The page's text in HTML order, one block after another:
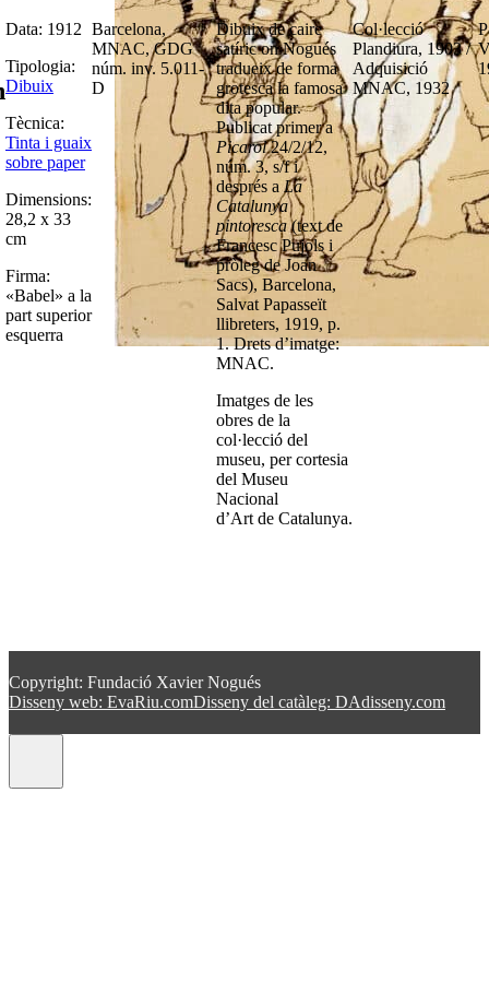
Data: 1912
Tipologia:
Dibuix
Tècnica:
Tinta i guaix
sobre paper
Dimensions:
28,2 x 33
cm
Firma:
«Babel» a la
part superior
esquerra
Barcelona,
MNAC, GDG
núm. inv. 5.011-
D
Dibuix de caire
satíric on Nogués
tradueix de forma
grotesca la famosa
dita popular.
Publicat primer a
Picarol24/2/12,
núm. 3, s/f i
després aLa
Catalunya
pintoresca(text de
Francesc Pujols i
pròleg de Joan
Sacs), Barcelona,
Salvat Papasseït
llibreters, 1919, p.
1. Drets d’imatge:
MNAC.
Imatges de les
obres de la
col·lecció del
museu, per cortesia
del Museu
Nacional
d’Art de Catalunya.
Col·lecció
Plandiura, 1903 /
Adquisició
MNAC, 1932
Copyright: Fundació Xavier Nogués
Disseny web: EvaRiu.comDisseny del catàleg: DAdisseny.com